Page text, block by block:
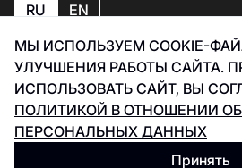
МЫ ИСПОЛЬЗУЕМ COOKIE-
УЛУЧШЕНИЯ РАБОТЫ САЙТА.
ИСПОЛЬЗОВАТЬ САЙТ, ВЫ
ПОЛИТИКОЙ В ОТНОШЕНИИ
ПЕРСОНАЛЬНЫХ ДАННЫХ
Принять
RU EN
Политика конфиденциальности
Политика обработки данных
Разработка Инфинити 2026